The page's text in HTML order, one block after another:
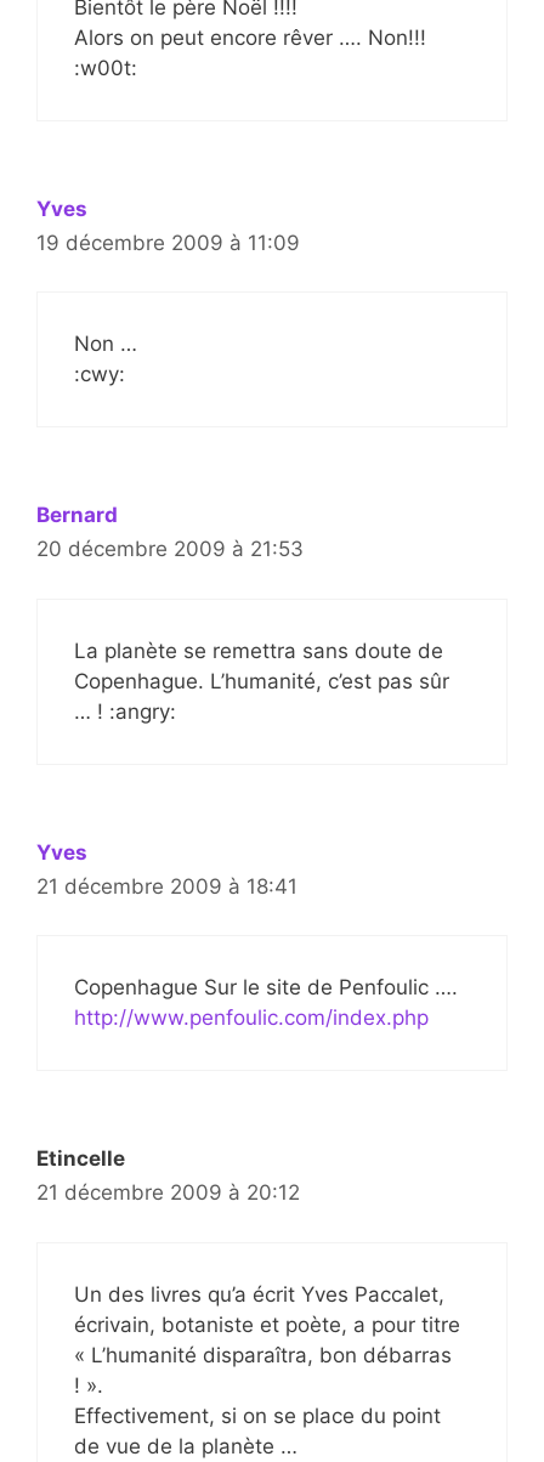
Bientôt le père Noël !!!!
Alors on peut encore rêver …. Non!!!
:w00t:
Yves
19 décembre 2009 à 11:09
Non …
:cwy:
Bernard
20 décembre 2009 à 21:53
La planète se remettra sans doute de
Copenhague. L’humanité, c’est pas sûr
… ! :angry:
Yves
21 décembre 2009 à 18:41
Copenhague Sur le site de Penfoulic ….
http://www.penfoulic.com/index.php
Etincelle
21 décembre 2009 à 20:12
Un des livres qu’a écrit Yves Paccalet,
écrivain, botaniste et poète, a pour titre
« L’humanité disparaîtra, bon débarras
! ».
Effectivement, si on se place du point
de vue de la planète …